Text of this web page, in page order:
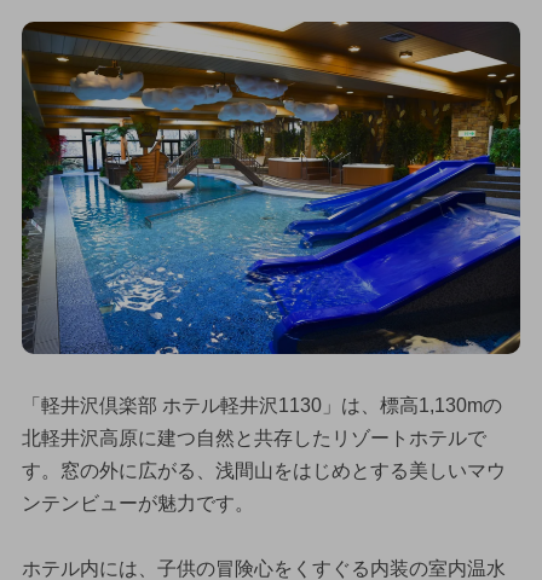
「軽井沢倶楽部 ホテル軽井沢1130」は、標高1,130mの
北軽井沢高原に建つ自然と共存したリゾートホテルで
す。窓の外に広がる、浅間山をはじめとする美しいマウ
ンテンビューが魅力です。
ホテル内には、子供の冒険心をくすぐる内装の室内温水